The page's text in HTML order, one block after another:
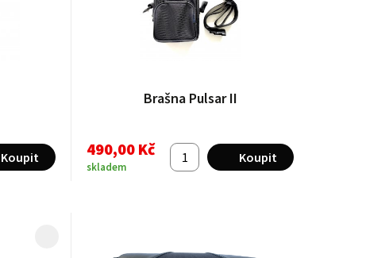
Brašna Pulsar II
490,00 Kč
skladem